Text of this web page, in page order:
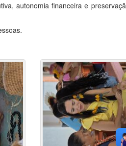
autonomia financeira e